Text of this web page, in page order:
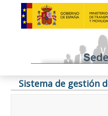
Sistema de gestión